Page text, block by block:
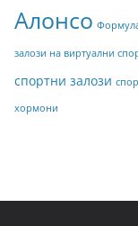
Алонсо
залози на виртуални
спортни залози
хормони